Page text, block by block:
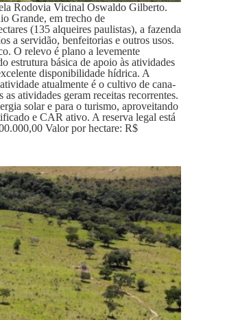
Rodovia Vicinal Oswaldo Gilberto.
Grande, em trecho de
(135 alqueires paulistas), a fazenda
a servidão, benfeitorias e outros usos.
O relevo é plano a levemente
estrutura básica de apoio às atividades
disponibilidade hídrica. A
atualmente é o cultivo de cana-
atividades geram receitas recorrentes.
solar e para o turismo, aproveitando
e CAR ativo. A reserva legal está
Valor por hectare: R$